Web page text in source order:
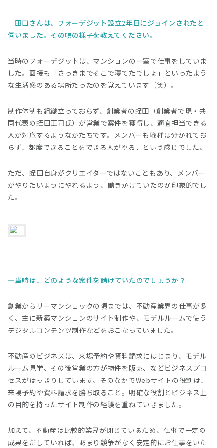
田口さんは、フォーデジット設立2年目にジョインされたと
伺いました。その頃の様子を教えてください。
当時のフォーデジットは、マンションの一室で仕事をしていま
した。面接も「さっきまでそこで寝てたでしょ」といったよう
な生活感のある場所だったのを覚えています（笑）。
制作体制も組織立っておらず、創業者の蛭田（創業者で現・共
同代表の蛭田正司氏）が営業で案件を獲得し、適宜担当できる
人が対応するようなかたちです。メンバーも職種は分かれてお
らず、都度できることをできる人がやる、という感じでした。
ただ、蛭田自身がクリエイターではないこともあり、メンバー
がやりたいようにやれるよう、働きかけていたのが印象的でし
た。
当時は、どのような案件を請けていたのでしょうか？
創業からリーマンショックの頃までは、不動産業界の仕事が多
く、主に新築マンションのサイト制作や、モデルルームで使う
デジタルコンテンツ制作などをおこなっていました。
不動産のビジネスは、来場予約や資料請求にはじまり、モデル
ルーム見学、その後営業の方が物件を販売、などビジネスプロ
セスがはっきりしています。そのなかでWebサイトの役割は、
来場予約や資料請求を勝ち取ること。明確な役割とビジネス上
の目的を持ったサイト制作の経験を重ねていきました。
加えて、不動産は比較的業界が閉じているため、仕事で一定の
成果をだしていれば、あまり競争がなく安定的にお仕事をいた